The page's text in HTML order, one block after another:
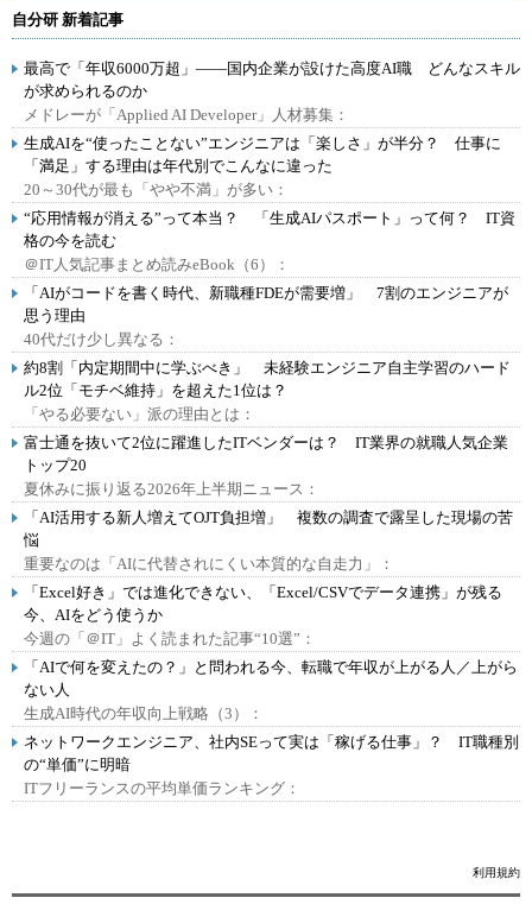
自分研 新着記事
最高で「年収6000万超」――国内企業が設けた高度AI職 どんなスキル
が求められるのか
メドレーが「Applied AI Developer」人材募集：
生成AIを“使ったことない”エンジニアは「楽しさ」が半分？ 仕事に
「満足」する理由は年代別でこんなに違った
20～30代が最も「やや不満」が多い：
“応用情報が消える”って本当？ 「生成AIパスポート」って何？ IT資
格の今を読む
＠IT人気記事まとめ読みeBook（6）：
「AIがコードを書く時代、新職種FDEが需要増」 7割のエンジニアが
思う理由
40代だけ少し異なる：
約8割「内定期間中に学ぶべき」 未経験エンジニア自主学習のハード
ル2位「モチベ維持」を超えた1位は？
「やる必要ない」派の理由とは：
富士通を抜いて2位に躍進したITベンダーは？ IT業界の就職人気企業
トップ20
夏休みに振り返る2026年上半期ニュース：
「AI活用する新人増えてOJT負担増」 複数の調査で露呈した現場の苦
悩
重要なのは「AIに代替されにくい本質的な自走力」：
「Excel好き」では進化できない、「Excel/CSVでデータ連携」が残る
今、AIをどう使うか
今週の「＠IT」よく読まれた記事“10選”：
「AIで何を変えたの？」と問われる今、転職で年収が上がる人／上がら
ない人
生成AI時代の年収向上戦略（3）：
ネットワークエンジニア、社内SEって実は「稼げる仕事」？ IT職種別
の“単価”に明暗
ITフリーランスの平均単価ランキング：
利用規約